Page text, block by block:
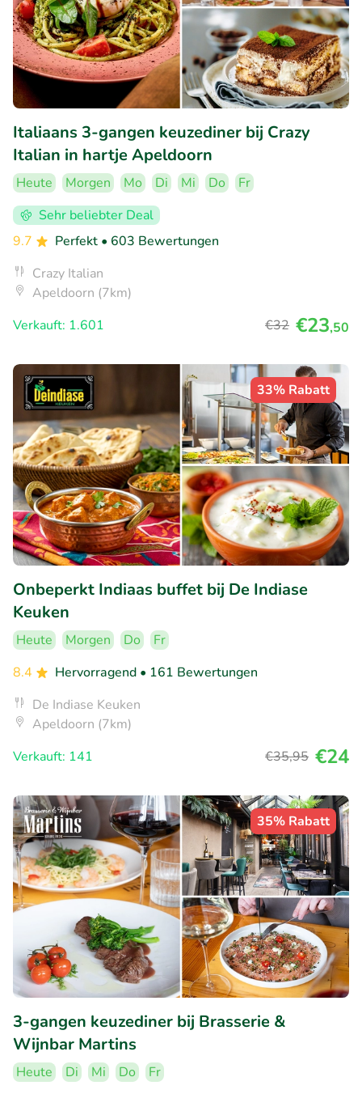
Italiaans 3-gangen keuzediner bij Crazy
Italian in hartje Apeldoorn
Heute Morgen Mo Di Mi Do
Fr
Sehr beliebter Deal
9.7
Perfekt • 603 Bewertungen
Crazy Italian
Apeldoorn (7km)
Verkauft: 1.601
€32 €23,50
33% Rabatt
Onbeperkt Indiaas buffet bij De Indiase
Keuken
Heute Morgen Do
Fr
8.4
Hervorragend • 161 Bewertungen
De Indiase Keuken
Apeldoorn (7km)
Verkauft: 141
€35,95 €24
35% Rabatt
3-gangen keuzediner bij Brasserie &
Wijnbar Martins
Heute Di Mi Do Fr